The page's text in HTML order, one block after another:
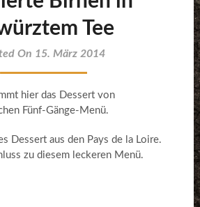
Tee
On 15. März 2014
hier das Dessert von
Fünf-Gänge-Menü.
Dessert aus den Pays de la Loire.
zu diesem leckeren Menü.